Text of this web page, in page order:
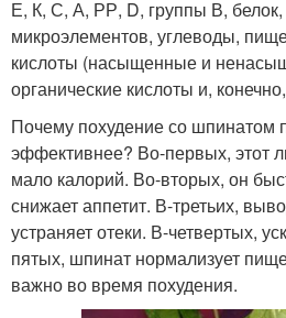
Е, К, С, А, РР, D, группы В,
микроэлементов, углеводы,
кислоты (насыщенные и
органические кислоты и,
Почему похудение со шпинатом
эффективнее? Во-первых, этот
мало калорий. Во-вторых, он
снижает аппетит. В-третьих,
устраняет отеки. В-четвертых,
пятых, шпинат нормализует
важно во время похудения.